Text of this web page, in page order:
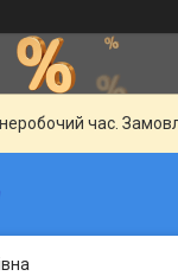
неробочий час.